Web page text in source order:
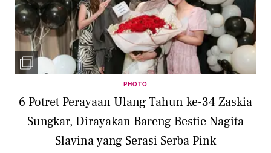
PHOTO
6 Potret Perayaan Ulang Tahun ke-34 Zaskia
Sungkar, Dirayakan Bareng Bestie Nagita
Slavina yang Serasi Serba Pink